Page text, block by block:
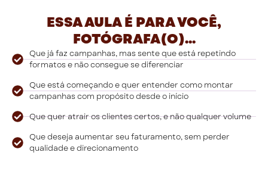
ESSA AULA É PARA VOCÊ,
FOTÓGRAFA(O)...
Que já faz campanhas, mas sente que está repetindo
formatos e não consegue se diferenciar
Que está começando e quer entender como montar
campanhas com propósito desde o início
Que quer atrair os clientes certos, e não qualquer volume
Que deseja aumentar seu faturamento, sem perder
qualidade e direcionamento